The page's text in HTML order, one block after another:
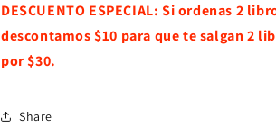
DESCUENTO ESPECIAL: Si ordenas 2
descontamos $10 para que te salgan 2
por $30.
Share